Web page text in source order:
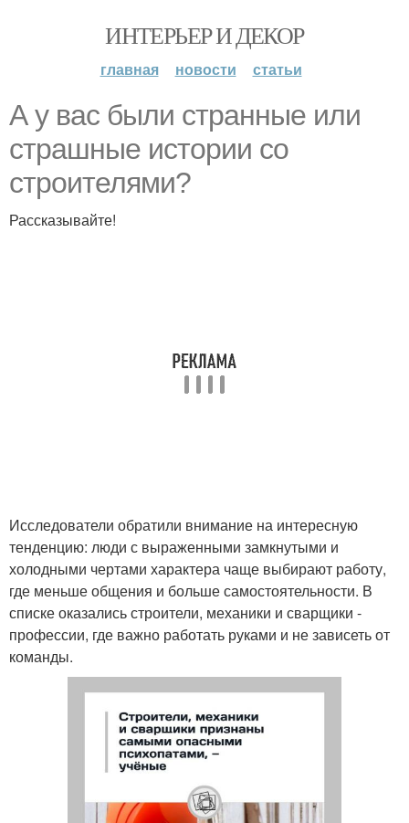
ИНТЕРЬЕР И ДЕКОР
главная новости статьи
А у вас были странные или
страшные истории со
строителями?
Рассказывайте!
Исследователи обратили внимание на интересную
тенденцию: люди с выраженными замкнутыми и
холодными чертами характера чаще выбирают работу,
где меньше общения и больше самостоятельности. В
списке оказались строители, механики и сварщики -
профессии, где важно работать руками и не зависеть от
команды.